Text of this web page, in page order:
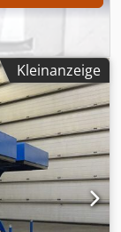
Kleinanzeige